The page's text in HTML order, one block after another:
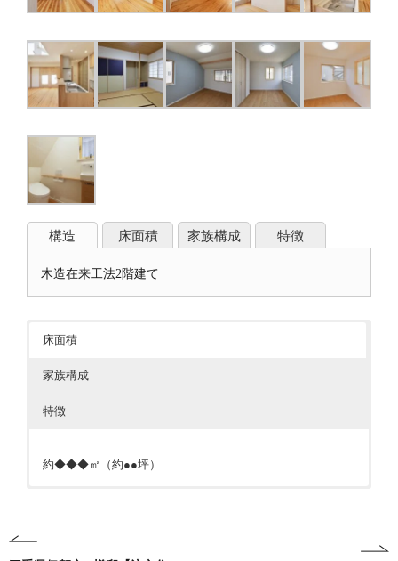
構造 床面積 家族構成 特徴
木造在来工法2階建て
床面積
家族構成
特徴
約◆◆◆㎡（約●●坪）